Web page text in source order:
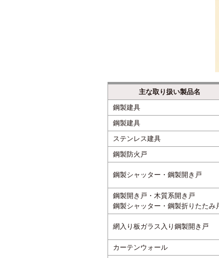
主な取り扱い製品名
鋼製建具
鋼製建具
ステンレス建具
鋼製防火戸
鋼製シャッター・鋼製開き戸
鋼製開き戸・木質系開き戸
鋼製シャッター・鋼製折りたたみ
網入り板ガラス入り鋼製開き戸
カーテンウォール